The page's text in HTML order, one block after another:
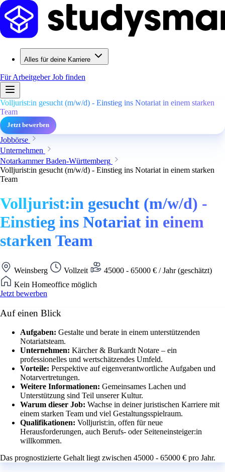
Alles für deine Karriere
Für ArbeitgeberJob finden
Volljurist:in gesucht (m/w/d) - Einstieg ins Notariat in einem starken
Team
Jetzt bewerben
Jobbörse
Unternehmen
Notarkammer Baden-Württemberg
Volljurist:in gesucht (m/w/d) - Einstieg ins Notariat in einem starken
Team
Volljurist:in gesucht (m/w/d) -
Einstieg ins Notariat in einem
starken Team
Weinsberg Vollzeit
45000 - 65000 € / Jahr (geschätzt)
Kein Homeoffice möglich
Jetzt bewerben
Auf einen Blick
Aufgaben: Gestalte und berate in einem unterstützenden
Notariatsteam.
Unternehmen: Kärcher & Burkardt Notare – ein
professionelles und wertschätzendes Umfeld.
Vorteile: Perspektive auf eigenverantwortliche Aufgaben und
Notarvertretungen.
Weitere Informationen: Gemeinsames Lachen und
Unterstützung sind Teil unserer Kultur.
Warum dieser Job: Wachse in deiner juristischen Karriere mit
einem starken Team und viel Gestaltungsspielraum.
Qualifikationen: Volljurist:in, offen für neue
Herausforderungen, auch Berufs- oder Seiteneinsteiger:in
willkommen.
Das prognostizierte Gehalt liegt zwischen 45000 - 65000 € pro Jahr.